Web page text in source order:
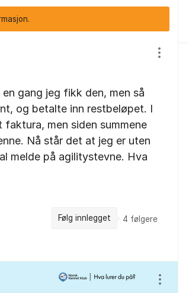
Vis/
gang jeg fikk den, men så
og betalte inn restbeløpet. I
men siden summene
Nå står det at jeg er uten
melde på agilitystevne. Hva
Følg innlegget 4 følgere
Vis/